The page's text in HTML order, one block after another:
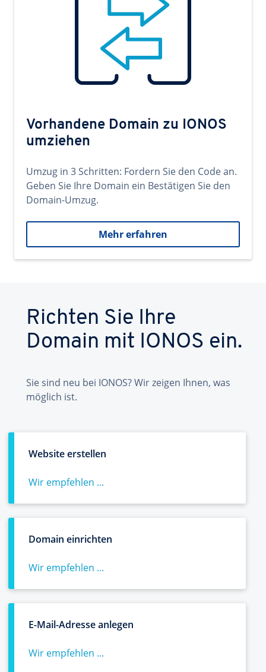
Vorhandene Domain zu IONOS
umziehen
Umzug in 3 Schritten: Fordern Sie den Code an.
Geben Sie Ihre Domain ein Bestätigen Sie den
Domain-Umzug.
Mehr erfahren
Richten Sie Ihre
Domain mit IONOS ein.
Sie sind neu bei IONOS? Wir zeigen Ihnen, was
möglich ist.
Website erstellen
Wir empfehlen ...
Domain einrichten
Wir empfehlen ...
E-Mail-Adresse anlegen
Wir empfehlen ...